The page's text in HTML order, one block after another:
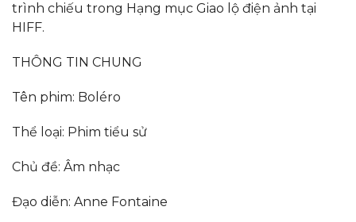
trình chiếu trong Hạng mục Giao lộ điện ảnh tại
HIFF.
THÔNG TIN CHUNG
Tên phim: Boléro
Thể loại: Phim tiểu sử
Chủ đề: Âm nhạc
Đạo diễn: Anne Fontaine